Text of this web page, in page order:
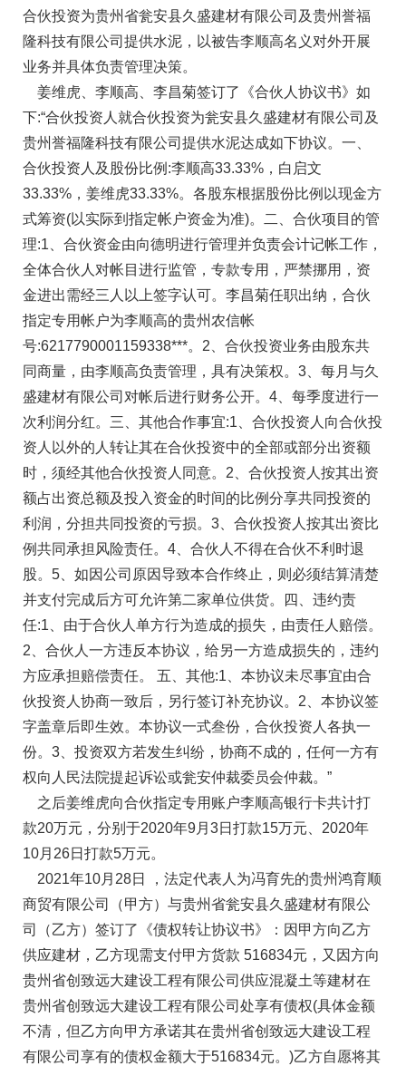
合伙投资为贵州省瓮安县久盛建材有限公司及贵州誉福
隆科技有限公司提供水泥，以被告李顺高名义对外开展
业务并具体负责管理决策。
姜维虎、李顺高、李昌菊签订了《合伙人协议书》如
下:“合伙投资人就合伙投资为瓮安县久盛建材有限公司及
贵州誉福隆科技有限公司提供水泥达成如下协议。一、
合伙投资人及股份比例:李顺高33.33%，白启文
33.33%，姜维虎33.33%。各股东根据股份比例以现金方
式筹资(以实际到指定帐户资金为准)。二、合伙项目的管
理:1、合伙资金由向德明进行管理并负责会计记帐工作，
全体合伙人对帐目进行监管，专款专用，严禁挪用，资
金进出需经三人以上签字认可。李昌菊任职出纳，合伙
指定专用帐户为李顺高的贵州农信帐
号:6217790001159338***。2、合伙投资业务由股东共
同商量，由李顺高负责管理，具有决策权。3、每月与久
盛建材有限公司对帐后进行财务公开。4、每季度进行一
次利润分红。三、其他合作事宜:1、合伙投资人向合伙投
资人以外的人转让其在合伙投资中的全部或部分出资额
时，须经其他合伙投资人同意。2、合伙投资人按其出资
额占出资总额及投入资金的时间的比例分享共同投资的
利润，分担共同投资的亏损。3、合伙投资人按其出资比
例共同承担风险责任。4、合伙人不得在合伙不利时退
股。5、如因公司原因导致本合作终止，则必须结算清楚
并支付完成后方可允许第二家单位供货。四、违约责
任:1、由于合伙人单方行为造成的损失，由责任人赔偿。
2、合伙人一方违反本协议，给另一方造成损失的，违约
方应承担赔偿责任。 五、其他:1、本协议未尽事宜由合
伙投资人协商一致后，另行签订补充协议。2、本协议签
字盖章后即生效。本协议一式叁份，合伙投资人各执一
份。3、投资双方若发生纠纷，协商不成的，任何一方有
权向人民法院提起诉讼或瓮安仲裁委员会仲裁。”
之后姜维虎向合伙指定专用账户李顺高银行卡共计打
款20万元，分别于2020年9月3日打款15万元、2020年
10月26日打款5万元。
2021年10月28日 ，法定代表人为冯育先的贵州鸿育顺
商贸有限公司（甲方）与贵州省瓮安县久盛建材有限公
司（乙方）签订了《债权转让协议书》：因甲方向乙方
供应建材，乙方现需支付甲方货款 516834元，又因方向
贵州省创致远大建设工程有限公司供应混凝土等建材在
贵州省创致远大建设工程有限公司处享有债权(具体金额
不清，但乙方向甲方承诺其在贵州省创致远大建设工程
有限公司享有的债权金额大于516834元。)乙方自愿将其